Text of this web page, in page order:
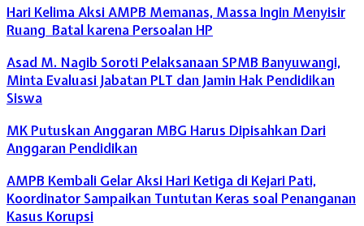
Hari Kelima Aksi AMPB Memanas, Massa Ingin Menyisir
Ruang Batal karena Persoalan HP
Asad M. Nagib Soroti Pelaksanaan SPMB Banyuwangi,
Minta Evaluasi Jabatan PLT dan Jamin Hak Pendidikan
Siswa
MK Putuskan Anggaran MBG Harus Dipisahkan Dari
Anggaran Pendidikan
AMPB Kembali Gelar Aksi Hari Ketiga di Kejari Pati,
Koordinator Sampaikan Tuntutan Keras soal Penanganan
Kasus Korupsi